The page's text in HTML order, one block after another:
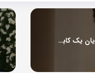
وداع تلخ کمدین سرشناس با دخترش؛ «پایان یک کابوس خانوادگی»